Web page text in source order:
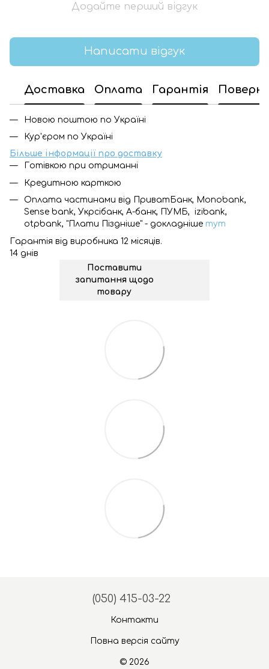
Додайте перший відгук
Написати відгук
Доставка Оплата Гарантія
Новою поштою по Україні
Кур'єром по Україні
Більше інформації про доставку
Готівкою при отриманні
Кредитною карткою
Оплата частинами від ПриватБанк, Monobank,
Sense bank, Укрсібанк, А-банк, ПУМБ, izibank,
otpbank, "Плати Піздніше" - докладніше тут
Гарантія від виробника 12 місяців.
14 днів
Поставити
запитання щодо
товару
(050) 415-03-22
Контакти
Повна версія сайту
© 2026